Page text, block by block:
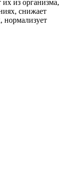
из организма,
снижает
нормализует